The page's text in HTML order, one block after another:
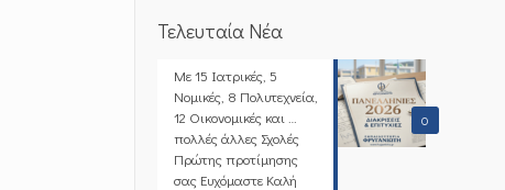
Τελευταία Νέα
0
Με 15 Ιατρικές, 5
Νομικές, 8 Πολυτεχνεία,
12 Οικονομικές και …
πολλές άλλες Σχολές
Πρώτης προτίμησης
σας Ευχόμαστε Καλή